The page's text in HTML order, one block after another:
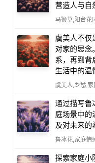
营造人与自
马鞭草,阳台花
虞美人不仅
对家的思念
系，再到背
生活中的温
虞美人,乡愁,
通过描写鲁
庭场景中的
及对未来的
鲁冰花,家庭情
探索家庭小